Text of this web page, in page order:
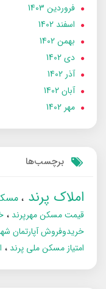
فروردین 1403
اسفند 1402
بهمن 1402
دی 1402
آذر 1402
آبان 1402
مهر 1402
برچسب‌ها
املاک پرند
قیمت مسکن مهرپرند
خریدوفروش آپارتمان
امتیاز مسکن ملی پرند